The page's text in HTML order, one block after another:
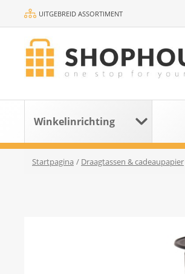
UITGEBREID ASSORTIMENT
Winkelinrichting
Startpagina / Draagtassen & cadeaupapier